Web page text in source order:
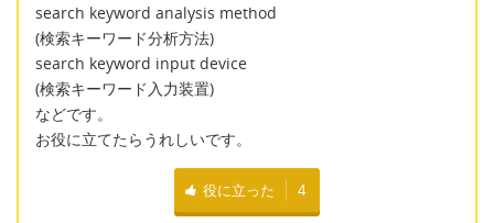
search keyword analysis method
(検索キーワード分析方法)
search keyword input device
(検索キーワード入力装置)
などです。
お役に立てたらうれしいです。
役に立った 4